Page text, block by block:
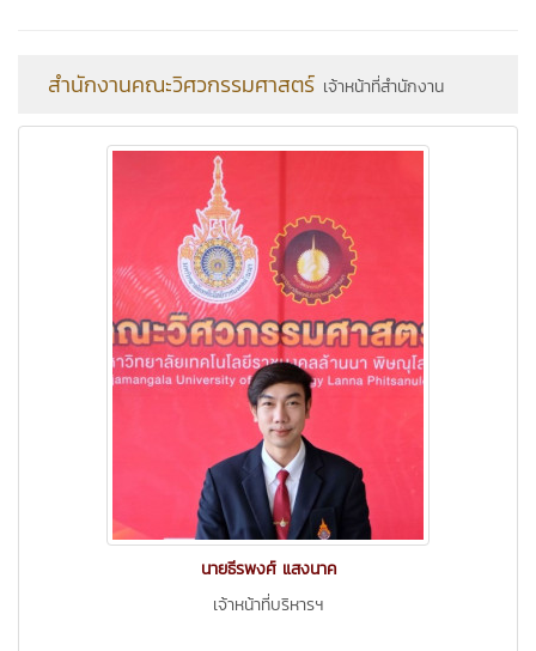
สำนักงานคณะวิศวกรรมศาสตร์ เจ้าหน้าที่สำนักงาน
นายธีรพงศ์ แสงนาค
เจ้าหน้าที่บริหารฯ